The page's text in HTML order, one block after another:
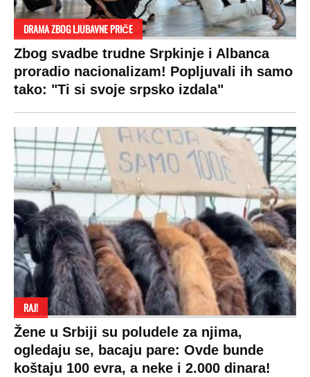
DRAMA ZBOG LJUBAVNE PRIČE
Zbog svadbe trudne Srpkinje i Albanca
proradio nacionalizam! Popljuvali ih samo
tako: "Ti si svoje srpsko izdala"
RAJ!
Žene u Srbiji su poludele za njima,
ogledaju se, bacaju pare: Ovde bunde
koštaju 100 evra, a neke i 2.000 dinara!